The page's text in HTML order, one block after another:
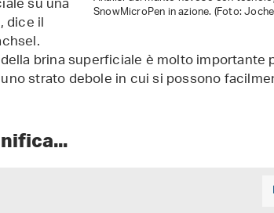
SnowMicroPen in azione. (Foto:
dice il
brina superficiale è molto importante
strato debole in cui si possono